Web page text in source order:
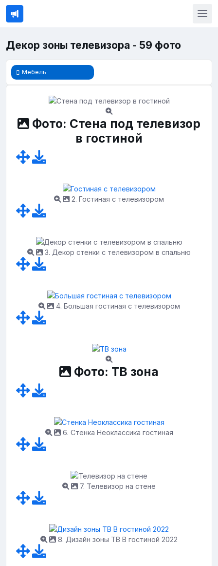
Декор зоны телевизора - 59 фото
Мебель
Фото: Стена под телевизор
в гостиной
2. Гостиная с телевизором
3. Декор стенки с телевизором в спальню
4. Большая гостиная с телевизором
Фото: ТВ зона
6. Стенка Неоклассика гостиная
7. Телевизор на стене
8. Дизайн зоны ТВ В гостиной 2022